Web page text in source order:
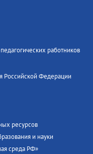
работников
Российской Федерации
ресурсов
и науки
среда РФ»